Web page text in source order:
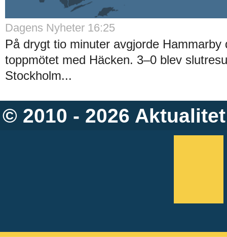
Dagens Nyheter 16:25
På drygt tio minuter avgjorde Hammarby
toppmötet med Häcken. 3–0 blev
Stockholm...
© 2010 - 2026 Aktualitet